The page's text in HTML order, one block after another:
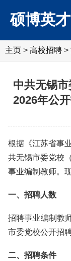
硕博英
主页 > 高校招聘 >
中共无锡市
2026年公
根据《江苏省事
共无锡市委党校
事业编制教师。
一、招聘人数
招聘事业编制教
市委党校公开招
二、招聘条件